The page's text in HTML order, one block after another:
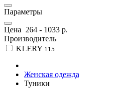
Параметры
Цена 264 - 1033 р.
Производитель
KLERY 115
Женская одежда
Туники